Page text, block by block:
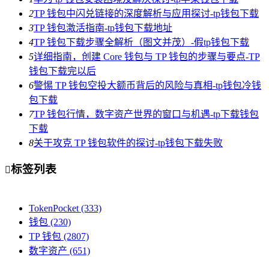
2TP 钱包中闪兑链接的深度解析与应用探讨-tp钱包下载
3TP 钱包激活指南-tp钱包下载地址
4TP 钱包下载步骤全解析（图文并茂）-假tp钱包下载
5详细指南，创建 Core 钱包与 TP 钱包的步骤与要点-TP
钱包下载完以后
6警惕 TP 钱包空投大额币背后的风险与真相-tp钱包冷钱
包下载
7TP 钱包行情，数字资产世界的窗口与机遇-tp下载钱包
下载
8关于攻克 TP 钱包软件的探讨-tp钱包下载失败
标签列表
TokenPocket (333)
钱包 (230)
TP 钱包 (2807)
数字资产 (651)